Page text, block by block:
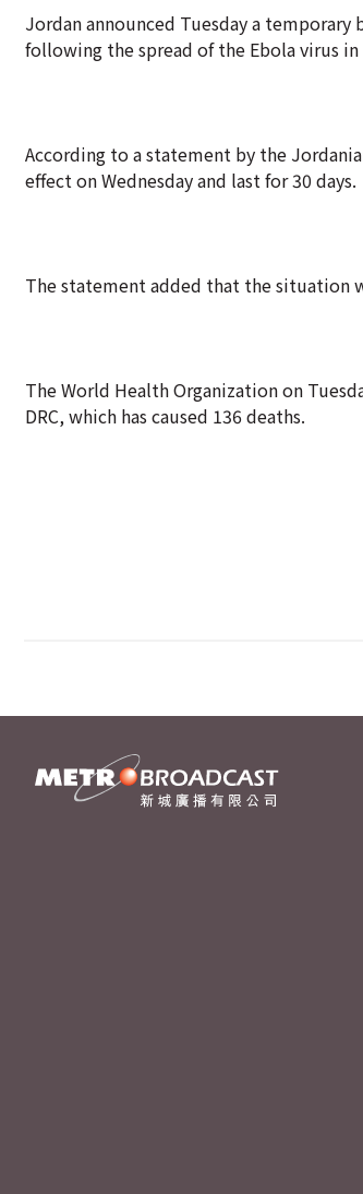
Jordan announced Tuesday a
following the spread of the Ebola virus
According to a statement by the
effect on Wednesday and last for 30 days.
The statement added that the situation
The World Health Organization on
DRC, which has caused 136 deaths.